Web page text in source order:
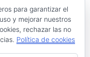
para garantizar el
y mejorar nuestros
rechazar las no
Política de cookies